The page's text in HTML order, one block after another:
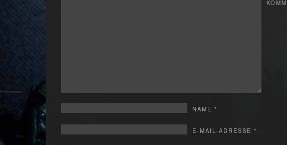
NAME *
E-MAIL-ADRESSE *